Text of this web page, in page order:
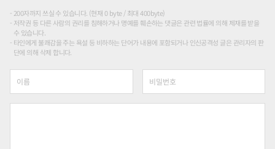
200자까지 쓰실 수 있습니다. (현재 0 byte / 최대 400byte)
저작권 등 다른 사람의 권리를 침해하거나 명예를 훼손하는 댓글은 관련 법률에 의해 제재를 받을
수 있습니다.
타인에게 불쾌감을 주는 욕설 등 비하하는 단어가 내용에 포함되거나 인신공격성 글은 관리자의 판
단에 의해 삭제 합니다.